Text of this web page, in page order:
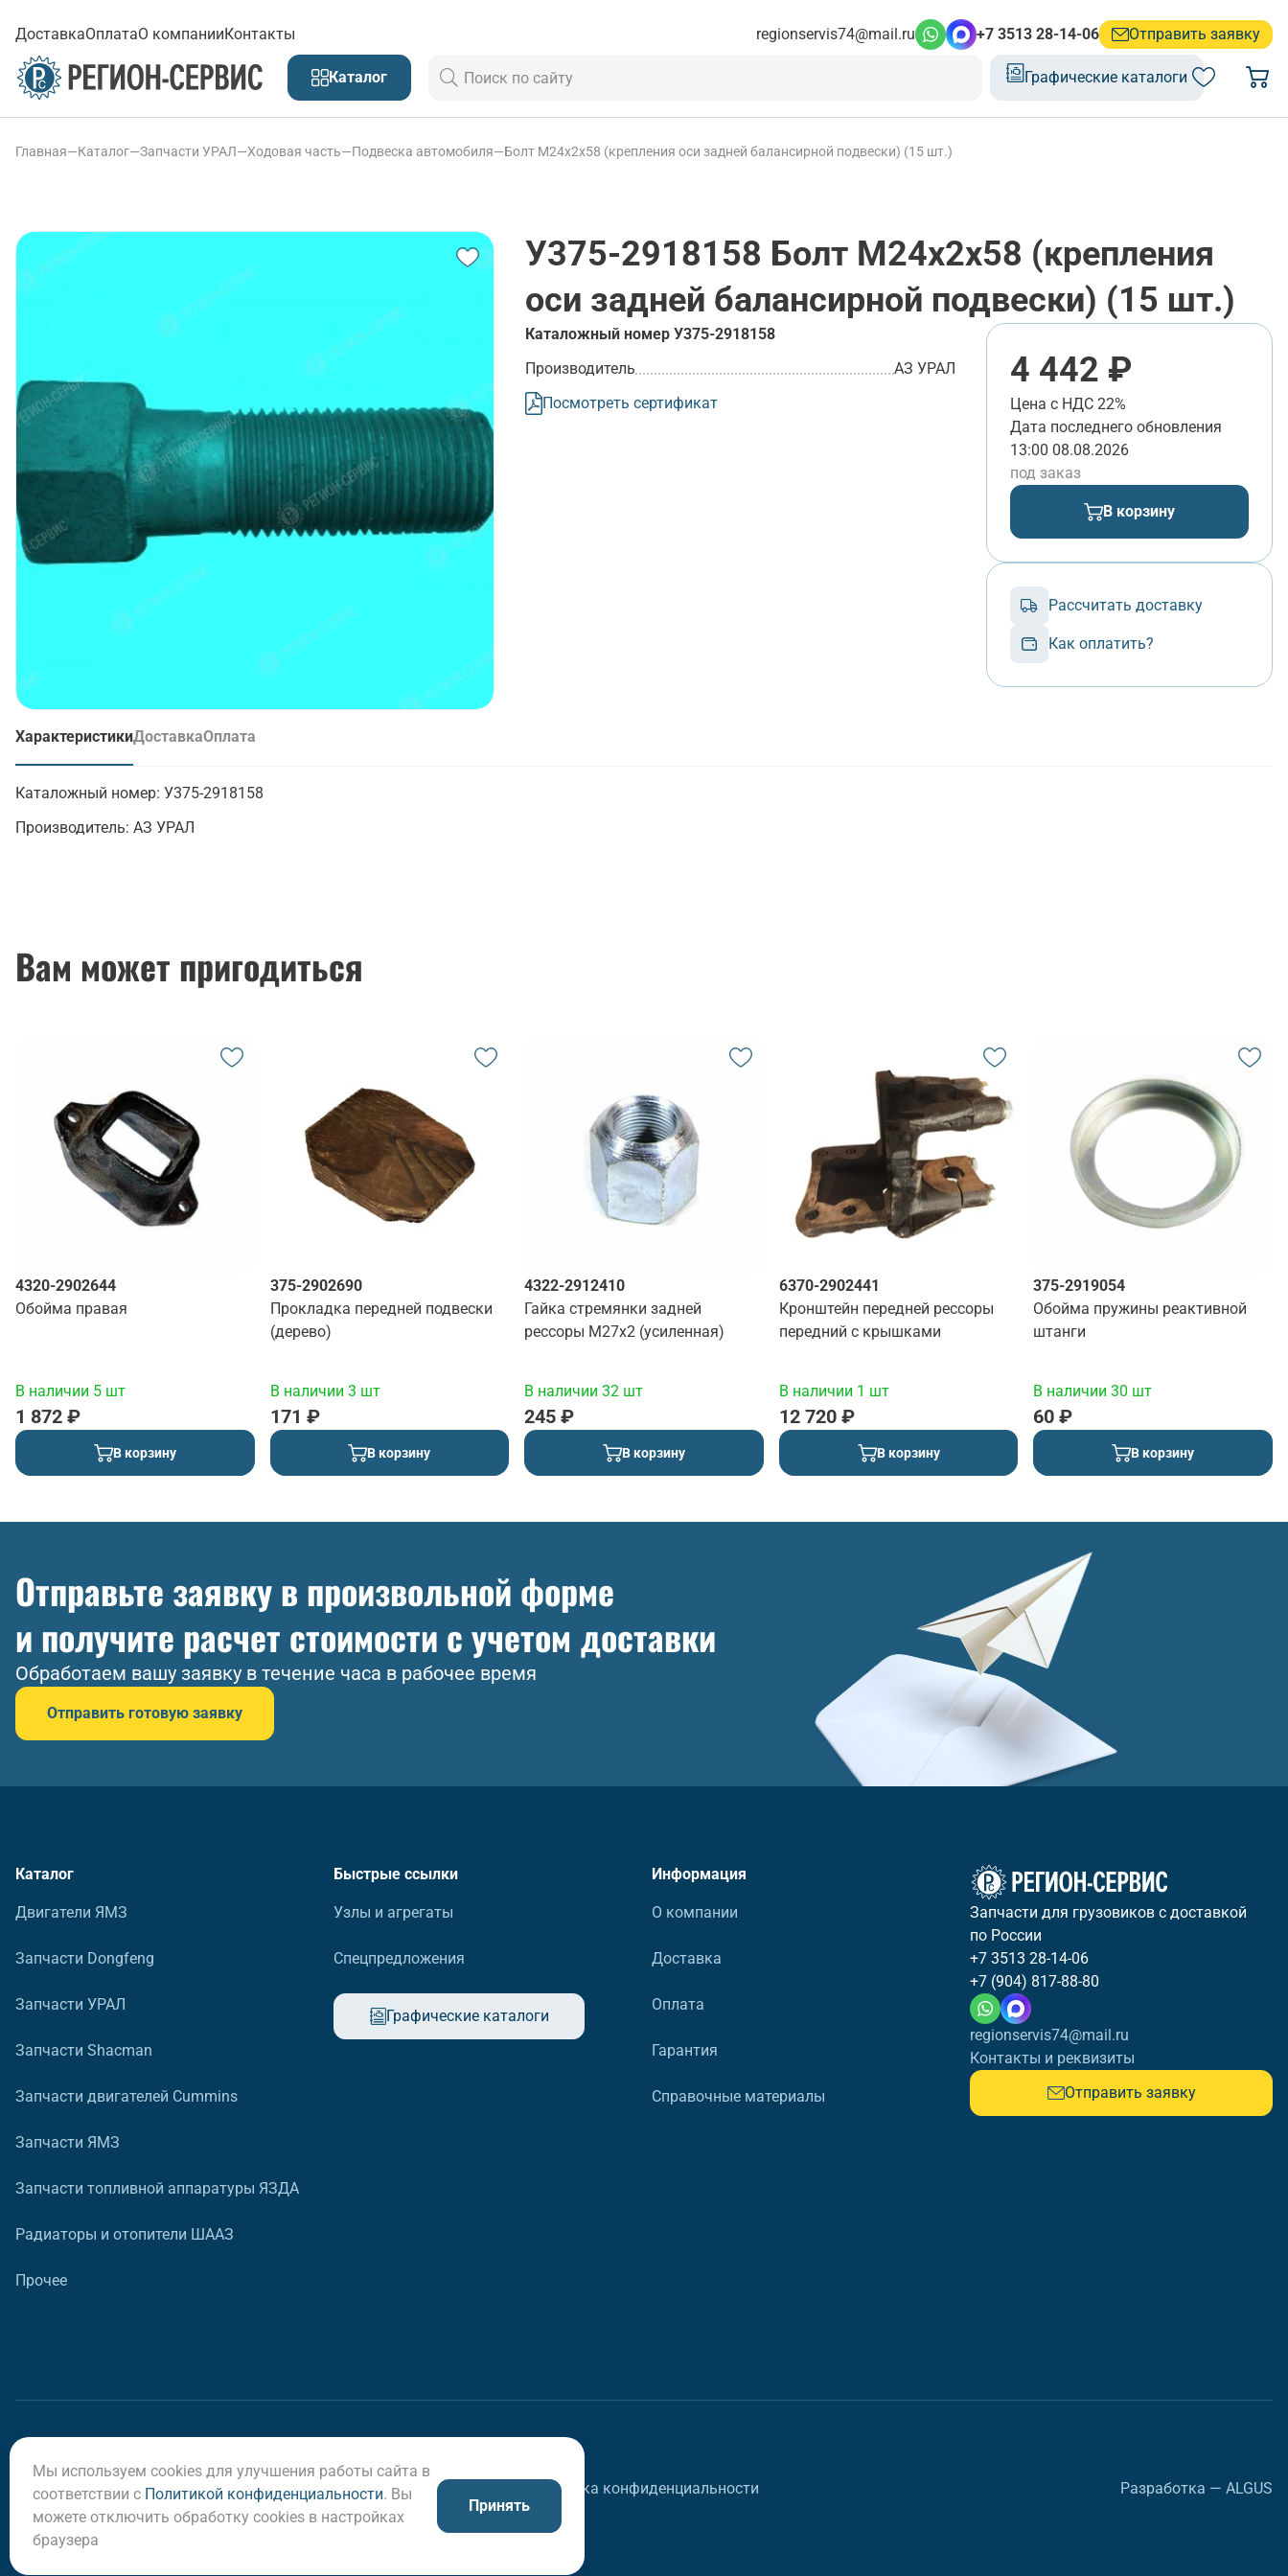
ДоставкаОплатаО компанииКонтакты regionservis74@mail.ru +7 3513 28-14-06 Отправить заявку
Каталог Графические каталоги
Главная—Каталог—Запчасти УРАЛ—Ходовая часть—Подвеска автомобиля—Болт М24х2х58 (крепления оси задней балансирной подвески) (15 шт.)
У375-2918158 Болт М24х2х58 (крепления
оси задней балансирной подвески) (15 шт.)
Каталожный номер У375-2918158
Производитель
АЗ УРАЛ
Посмотреть сертификат
4 442 ₽
Цена с НДС 22%
Дата последнего обновления
13:00 08.08.2026
под заказ
В корзину
Рассчитать доставку
Как оплатить?
Характеристики
(активная вкладка)
ДоставкаОплата
Каталожный номер: У375-2918158
Производитель: АЗ УРАЛ
Вам может пригодиться
4320-2902644
Обойма правая
В наличии 5 шт
1 872 ₽
В корзину
375-2902690
Прокладка передней подвески
(дерево)
В наличии 3 шт
171 ₽
В корзину
4322-2912410
Гайка стремянки задней
рессоры М27х2 (усиленная)
В наличии 32 шт
245 ₽
В корзину
6370-2902441
Кронштейн передней рессоры
передний с крышками
В наличии 1 шт
12 720 ₽
В корзину
375-2919054
Обойма пружины реактивной
штанги
В наличии 30 шт
60 ₽
В корзину
Отправьте заявку в произвольной форме
и получите расчет стоимости с учетом доставки
Обработаем вашу заявку в течение часа в рабочее время
Отправить готовую заявку
Каталог
Двигатели ЯМЗ
Запчасти Dongfeng
Запчасти УРАЛ
Запчасти Shacman
Запчасти двигателей Cummins
Запчасти ЯМЗ
Запчасти топливной аппаратуры ЯЗДА
Радиаторы и отопители ШААЗ
Прочее
Быстрые ссылки
Узлы и агрегаты
Спецпредложения
Графические каталоги
Информация
О компании
Доставка
Оплата
Гарантия
Справочные материалы
Запчасти для грузовиков с доставкой
по России
+7 3513 28-14-06
+7 (904) 817-88-80
regionservis74@mail.ru
Контакты и реквизиты
Отправить заявку
© ООО «Регион-Сервис», 2026 Политика конфиденциальности Разработка — ALGUS
Мы используем cookies для улучшения работы сайта в
соответствии с Политикой конфиденциальности. Вы
можете отключить обработку cookies в настройках
браузера
Принять